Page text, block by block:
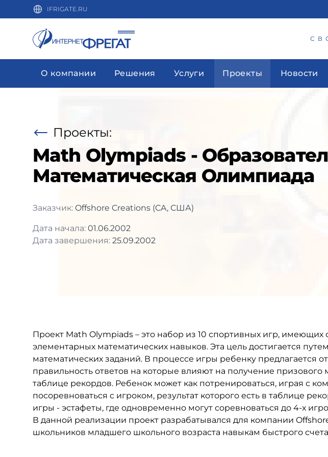
IFRIGATE.RU
О компании Решения Услуги Проекты Новости
Проекты:
Math Olympiads -
Математическая Олимпиада
Заказчик: Offshore Creations (CA, США)
Дата начала: 01.06.2002
Дата завершения: 25.09.2002
Проект Math Olympiads – это набор из 10 спортивных игр, имеющих
элементарных математических навыков. Эта цель достигается
математических заданий. В процессе игры ребенку предлагается
правильность ответов на которые влияют на получение призового
таблице рекордов. Ребенок может как потренироваться, играя с
посоревноваться с игроком, результат которого есть в таблице
игры - эстафеты, где одновременно могут соревноваться до 4-х
В данной реализации проект разрабатывался для компании
школьников младшего школьного возраста навыкам быстрого